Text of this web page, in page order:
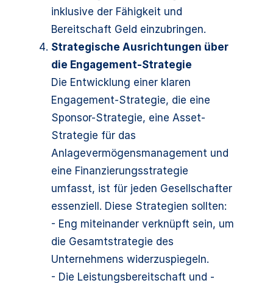
inklusive der Fähigkeit und
Bereitschaft Geld einzubringen.
Strategische Ausrichtungen über
die Engagement-Strategie
Die Entwicklung einer klaren
Engagement-Strategie, die eine
Sponsor-Strategie, eine Asset-
Strategie für das
Anlagevermögensmanagement und
eine Finanzierungsstrategie
umfasst, ist für jeden Gesellschafter
essenziell. Diese Strategien sollten:
- Eng miteinander verknüpft sein, um
die Gesamtstrategie des
Unternehmens widerzuspiegeln.
- Die Leistungsbereitschaft und -